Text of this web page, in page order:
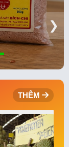
❯
THÊM